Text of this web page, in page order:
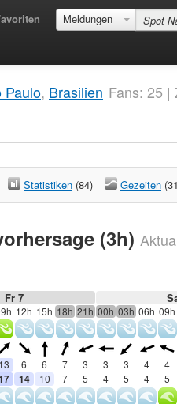
Meldungen
Paulo, Brasilien Fans: 25 |
Statistiken (84) Gezeiten
(3h)
Fr 7
12h 15h 18h 21h 00h 03h 06h 09h
13 6 6 7 3 3 3 4
4
14 10 7 5 4 5 4 5